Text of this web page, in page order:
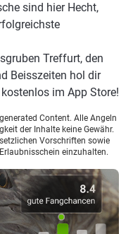
sind hier Hecht,
Treffurt, den
Beisszeiten hol dir
kostenlos im App Store!
Content. Alle Angeln
der Inhalte keine Gewähr.
Vorschriften sowie
einzuhalten.